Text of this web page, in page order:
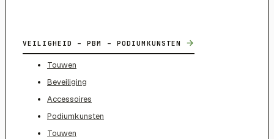
VEILIGHEID – PBM – PODIUMKUNSTEN →
Touwen
Beveiliging
Accessoires
Podiumkunsten
Touwen